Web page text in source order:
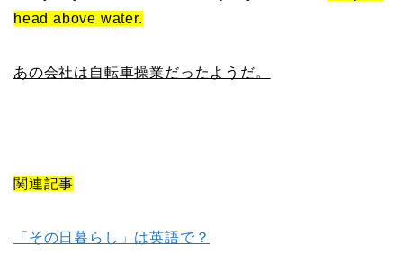
head above water.
あの会社は自転車操業だったようだ。
関連記事
「その日暮らし」は英語で？